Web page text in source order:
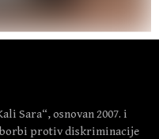
Sara“, osnovan 2007. i
borbi protiv diskriminacije